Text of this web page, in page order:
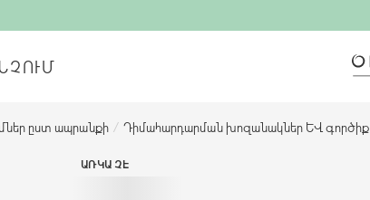
ըստ ապրանքի / Դիմահարդարման խոզանակներ և գործիք
ԱՌԿԱ ՉԷ